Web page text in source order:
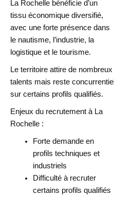
La Rochelle bénéficie d’un
tissu économique diversifié,
avec une forte présence dans
le nautisme, l’industrie, la
logistique et le tourisme.
Le territoire attire de nombreux
talents mais reste concurrentiel
sur certains profils qualifiés.
Enjeux du recrutement à La
Rochelle :
Forte demande en
profils techniques et
industriels
Difficulté à recruter
certains profils qualifiés